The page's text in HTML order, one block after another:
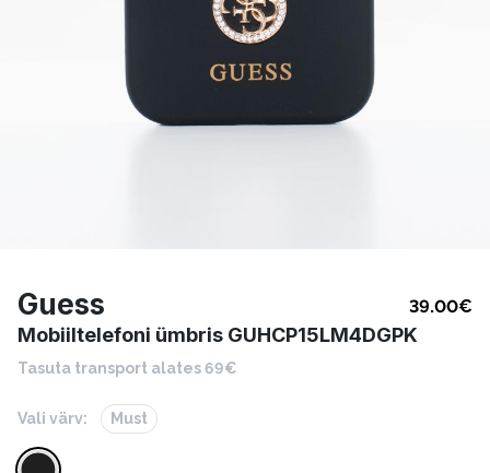
Guess 39.00€
Mobiiltelefoni ümbris GUHCP15LM4DGPK
Tasuta transport alates 69€
Vali värv: Must